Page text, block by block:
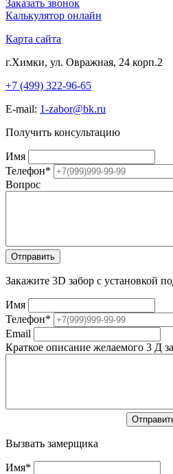
Заказать звонок
Калькулятор онлайн
Карта сайта
г.Химки, ул. Овражная, 24 корп.2
+7 (499) 322-96-65
E-mail: 1-zabor@bk.ru
Получить консультацию
Имя
Телефон*
Вопрос
Закажите 3D забор с установкой
Имя
Телефон*
Email
Краткое описание желаемого 3 Д
Вызвать замерщика
Имя*